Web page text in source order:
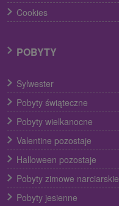
Cookies
POBYTY
Sylwester
Pobyty świąteczne
Pobyty wielkanocne
Valentine pozostaje
Halloween pozostaje
Pobyty zimowe narciarskie
Pobyty jesienne